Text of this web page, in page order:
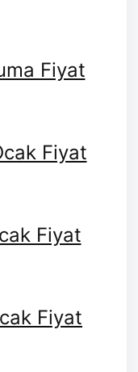
Fiyat
Fiyat
Fiyat
Fiyat